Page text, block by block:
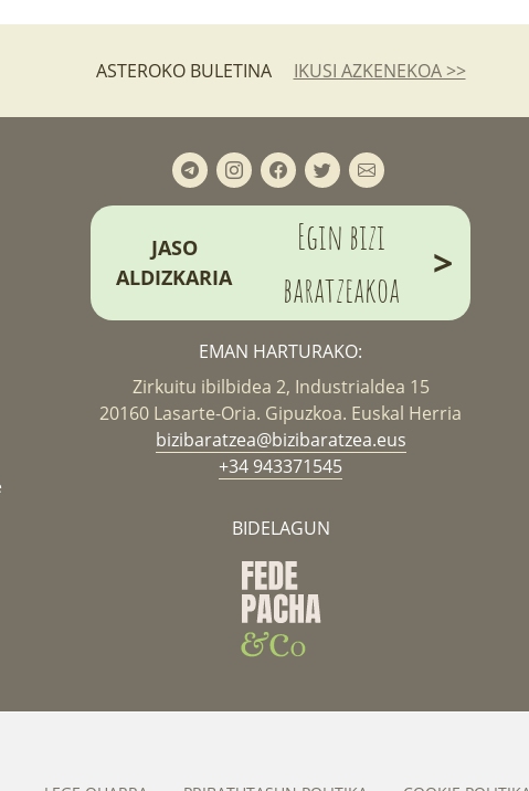
ASTEROKO BULETINA IKUSI AZKENEKOA >>
JASO
ALDIZKARIA
Egin bizi
baratzeakoa
>
EMAN HARTURAKO:
Zirkuitu ibilbidea 2, Industrialdea 15
20160 Lasarte-Oria. Gipuzkoa. Euskal Herria
bizibaratzea@bizibaratzea.eus
+34 943371545
BIDELAGUN